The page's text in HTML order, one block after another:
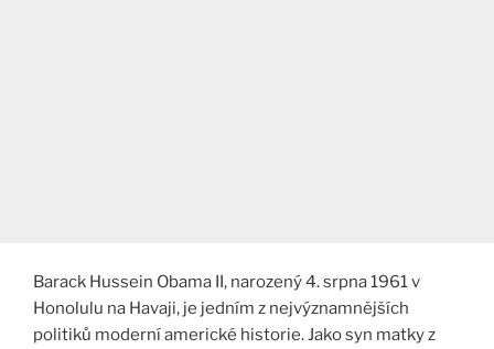
Barack Hussein Obama II, narozený 4. srpna 1961 v
Honolulu na Havaji, je jedním z nejvýznamnějších
politiků moderní americké historie. Jako syn matky z